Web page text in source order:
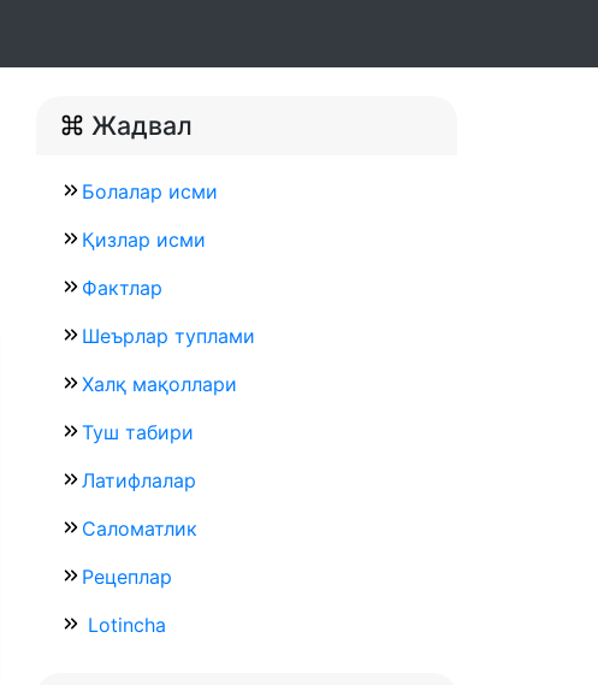
Жадвал
Болалар исми
Қизлар исми
Фактлар
Шеърлар туплами
Халқ мақоллари
Туш табири
Латифлалар
Саломатлик
Рецеплар
Lotincha